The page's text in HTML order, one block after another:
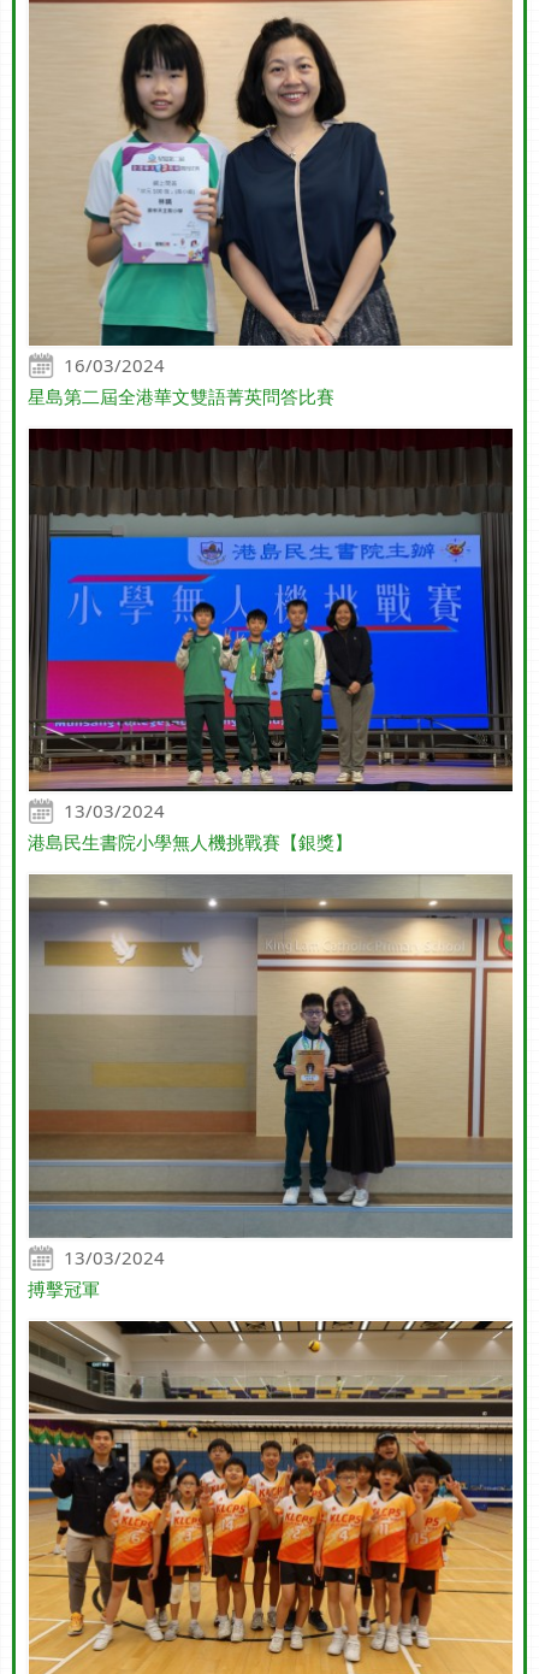
16/03/2024
星島第二屆全港華文雙語菁英問答比賽
13/03/2024
港島民生書院小學無人機挑戰賽【銀獎】
13/03/2024
搏擊冠軍